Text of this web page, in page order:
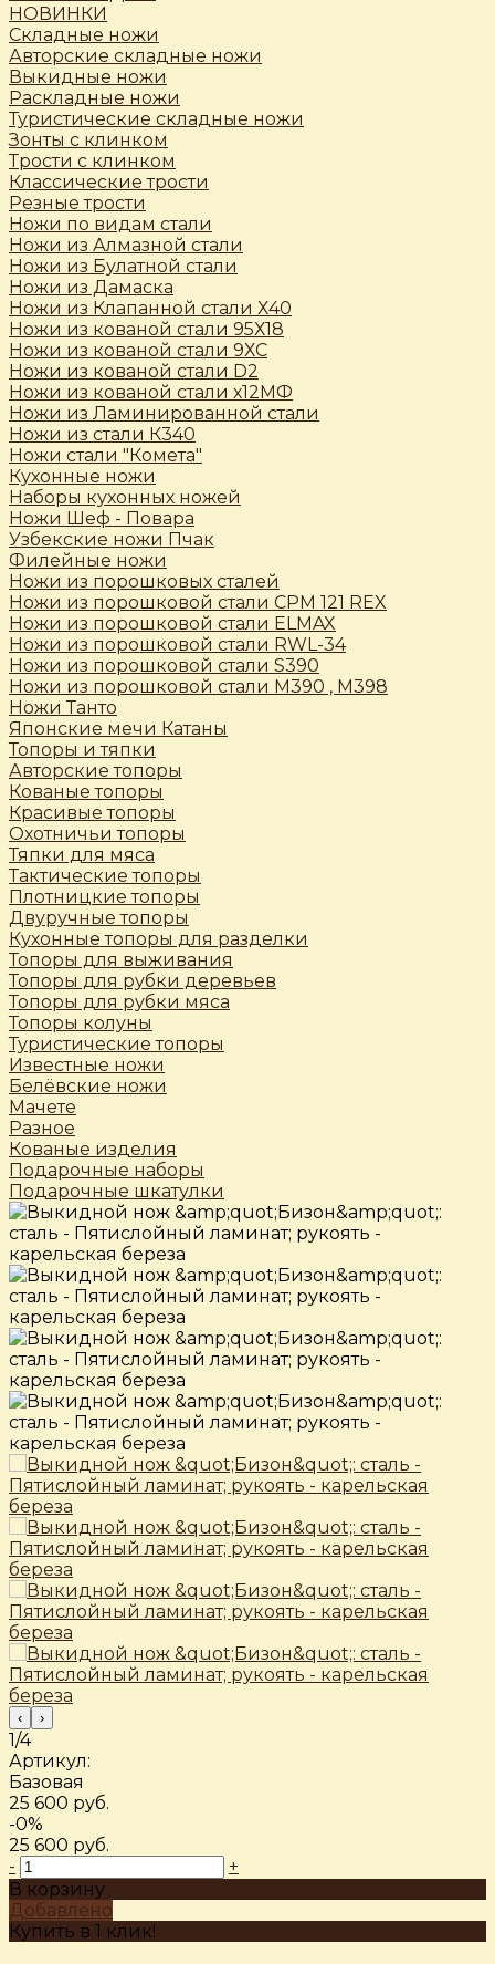
НОВИНКИ
Складные ножи
Авторские складные ножи
Выкидные ножи
Раскладные ножи
Туристические складные ножи
Зонты с клинком
Трости c клинком
Классические трости
Резные трости
Ножи по видам стали
Ножи из Алмазной стали
Ножи из Булатной стали
Ножи из Дамаска
Ножи из Клапанной стали Х40
Ножи из кованой стали 95Х18
Ножи из кованой стали 9ХС
Ножи из кованой стали D2
Ножи из кованой стали х12МФ
Ножи из Ламинированной стали
Ножи из стали К340
Ножи стали "Комета"
Кухонные ножи
Наборы кухонных ножей
Ножи Шеф - Повара
Узбекские ножи Пчак
Филейные ножи
Ножи из порошковых сталей
Ножи из порошковой стали CPM 121 REX
Ножи из порошковой стали ELMAX
Ножи из порошковой стали RWL-34
Ножи из порошковой стали S390
Ножи из порошковой стали М390 , М398
Ножи Танто
Японские мечи Катаны
Топоры и тяпки
Авторские топоры
Кованые топоры
Красивые топоры
Охотничьи топоры
Тяпки для мяса
Тактические топоры
Плотницкие топоры
Двуручные топоры
Кухонные топоры для разделки
Топоры для выживания
Топоры для рубки деревьев
Топоры для рубки мяса
Топоры колуны
Туристические топоры
Известные ножи
Белёвские ножи
Мачете
Разное
Кованые изделия
Подарочные наборы
Подарочные шкатулки
‹ ›
1/4
Артикул:
Базовая
25 600 руб.
-0%
25 600 руб.
-
+
В корзину
Добавлено
Купить в 1 клик!